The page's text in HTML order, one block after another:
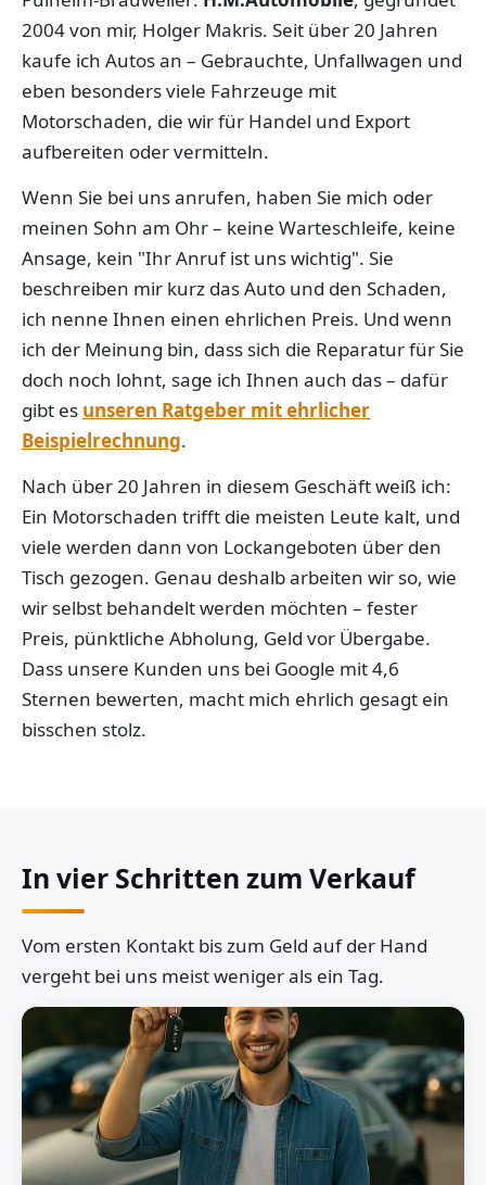
2004 von mir, Holger Makris. Seit über 20 Jahren
kaufe ich Autos an – Gebrauchte, Unfallwagen und
eben besonders viele Fahrzeuge mit
Motorschaden, die wir für Handel und Export
aufbereiten oder vermitteln.
Wenn Sie bei uns anrufen, haben Sie mich oder
meinen Sohn am Ohr – keine Warteschleife, keine
Ansage, kein "Ihr Anruf ist uns wichtig". Sie
beschreiben mir kurz das Auto und den Schaden,
ich nenne Ihnen einen ehrlichen Preis. Und wenn
ich der Meinung bin, dass sich die Reparatur für Sie
doch noch lohnt, sage ich Ihnen auch das – dafür
gibt es unseren Ratgeber mit ehrlicher
Beispielrechnung.
Nach über 20 Jahren in diesem Geschäft weiß ich:
Ein Motorschaden trifft die meisten Leute kalt, und
viele werden dann von Lockangeboten über den
Tisch gezogen. Genau deshalb arbeiten wir so, wie
wir selbst behandelt werden möchten – fester
Preis, pünktliche Abholung, Geld vor Übergabe.
Dass unsere Kunden uns bei Google mit 4,6
Sternen bewerten, macht mich ehrlich gesagt ein
bisschen stolz.
In vier Schritten zum Verkauf
Vom ersten Kontakt bis zum Geld auf der Hand
vergeht bei uns meist weniger als ein Tag.